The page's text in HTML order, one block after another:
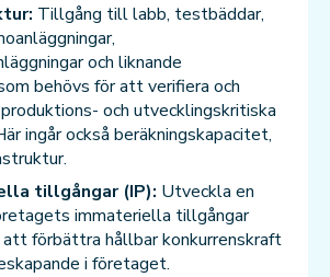
Tillgång till labb, testbäddar,
och liknande
behövs för att verifiera och
och utvecklingskritiska
ingår också beräkningskapacitet,
tillgångar (IP): Utveckla en
immateriella tillgångar
att förbättra hållbar konkurrenskraft
i företaget.